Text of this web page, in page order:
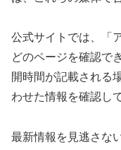
公式サイトでは、「
どのページを確認で
開時間が記載される
わせた情報を確認し
最新情報を見逃さな